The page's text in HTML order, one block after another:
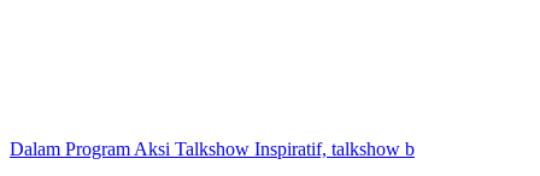
Dalam Program Aksi Talkshow Inspiratif, talkshow b